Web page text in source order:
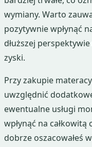
wymiany. Warto
pozytywnie wpłynąć
dłuższej
zyski.
Przy zakupie
uwzględnić
ewentualne usługi
wpłynąć na
dobrze oszacowałeś